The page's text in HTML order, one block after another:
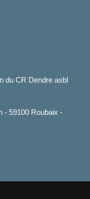
du CR Dendre asbl
- 59100 Roubaix -